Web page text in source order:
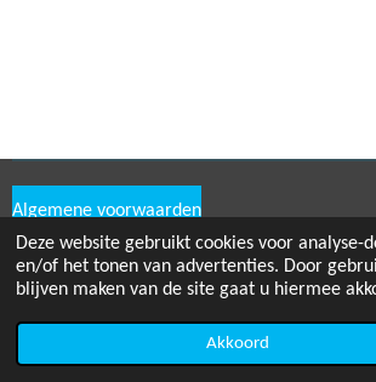
Deze website gebruikt cookies voor analyse-
en/of het tonen van advertenties. Door
blijven maken van de site gaat u hiermee
Akkoord
Algemene voorwaarden
© 2019 Lemmy's Lood & Meer
Telefoonnummer